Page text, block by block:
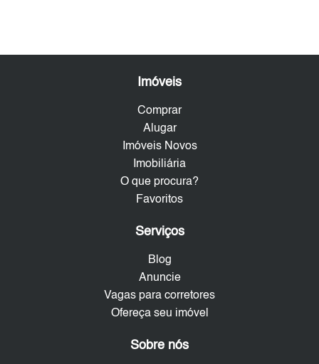
Imóveis
Comprar
Alugar
Imóveis Novos
Imobiliária
O que procura?
Favoritos
Serviços
Blog
Anuncie
Vagas para corretores
Ofereça seu imóvel
Sobre nós